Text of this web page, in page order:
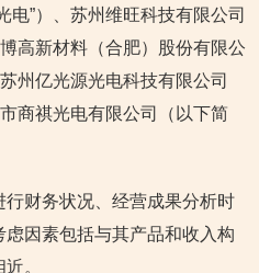
电”）、苏州维旺科技有限公司
博高新材料（合肥）股份有限公
州亿光源光电科技有限公司
市商祺光电有限公司（以下简
财务状况、经营成果分析时
因素包括与其产品和收入构
。